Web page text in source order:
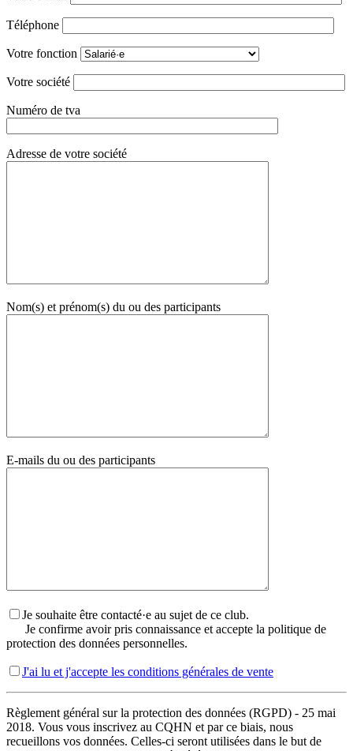
Téléphone
Votre fonction
Votre société
Numéro de tva
Adresse de votre société
Nom(s) et prénom(s) du ou des participants
E-mails du ou des participants
Je souhaite être contacté·e au sujet de ce club.
Je confirme avoir pris connaissance et accepte la politique de
protection des données personnelles.
J'ai lu et j'accepte les conditions générales de vente
Règlement général sur la protection des données (RGPD) - 25 mai
2018. Vous vous inscrivez au CQHN et par ce biais, nous
recueillons vos données. Celles-ci seront utilisées dans le but de